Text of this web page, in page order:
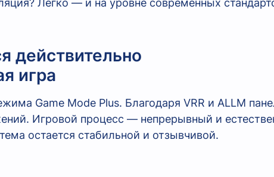
Легко — и на уровне современных
действительно
игра
Game Mode Plus. Благодаря VRR и ALLM
Игровой процесс — непрерывный и
остается стабильной и отзывчивой.